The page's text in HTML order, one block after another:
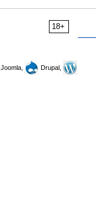
18+
Joomla,
Drupal,